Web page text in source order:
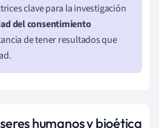
clave para la investigación
del consentimiento
de tener resultados que
humanos y bioética